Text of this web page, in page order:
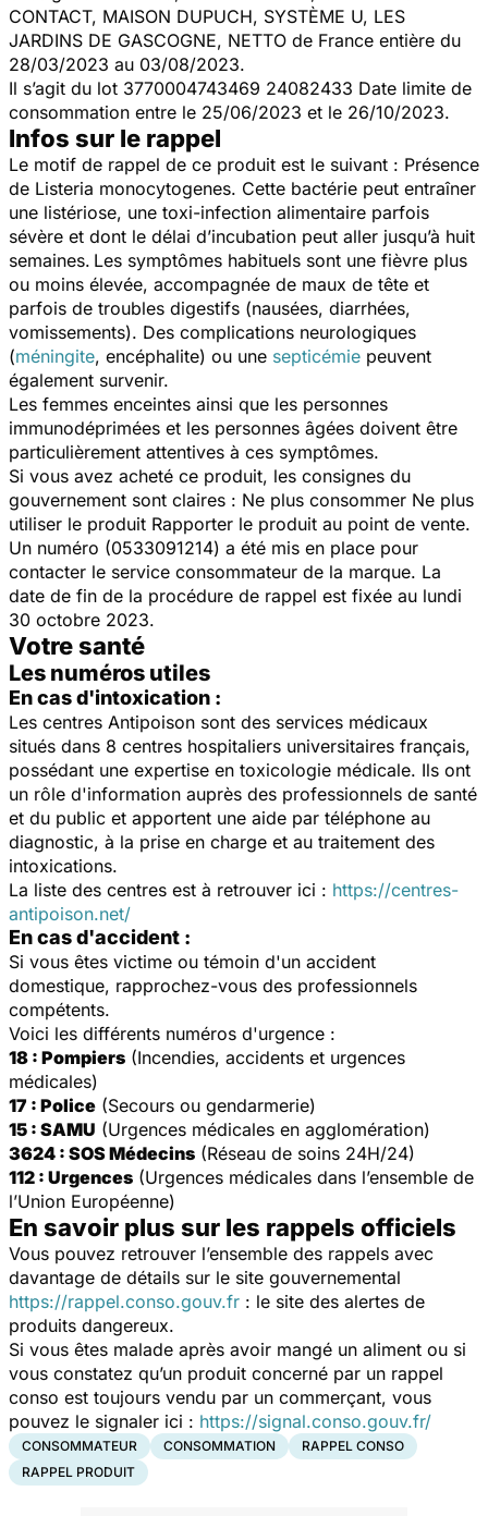
CONTACT, MAISON DUPUCH, SYSTÈME U, LES
JARDINS DE GASCOGNE, NETTO de France entière du
28/03/2023 au 03/08/2023.
Il s’agit du lot 3770004743469 24082433 Date limite de
consommation entre le 25/06/2023 et le 26/10/2023.
Infos sur le rappel
Le motif de rappel de ce produit est le suivant : Présence
de Listeria monocytogenes. Cette bactérie peut entraîner
une listériose, une toxi-infection alimentaire parfois
sévère et dont le délai d’incubation peut aller jusqu’à huit
semaines. Les symptômes habituels sont une fièvre plus
ou moins élevée, accompagnée de maux de tête et
parfois de troubles digestifs (nausées, diarrhées,
vomissements). Des complications neurologiques
(méningite, encéphalite) ou une septicémie peuvent
également survenir.
Les femmes enceintes ainsi que les personnes
immunodéprimées et les personnes âgées doivent être
particulièrement attentives à ces symptômes.
Si vous avez acheté ce produit, les consignes du
gouvernement sont claires : Ne plus consommer Ne plus
utiliser le produit Rapporter le produit au point de vente.
Un numéro (0533091214) a été mis en place pour
contacter le service consommateur de la marque. La
date de fin de la procédure de rappel est fixée au lundi
30 octobre 2023.
Votre santé
Les numéros utiles
En cas d'intoxication :
Les centres Antipoison sont des services médicaux
situés dans 8 centres hospitaliers universitaires français,
possédant une expertise en toxicologie médicale. Ils ont
un rôle d'information auprès des professionnels de santé
et du public et apportent une aide par téléphone au
diagnostic, à la prise en charge et au traitement des
intoxications.
La liste des centres est à retrouver ici : https://centres-
antipoison.net/
En cas d'accident :
Si vous êtes victime ou témoin d'un accident
domestique, rapprochez-vous des professionnels
compétents.
Voici les différents numéros d'urgence :
18 : Pompiers (Incendies, accidents et urgences
médicales)
17 : Police (Secours ou gendarmerie)
15 : SAMU (Urgences médicales en agglomération)
3624 : SOS Médecins (Réseau de soins 24H/24)
112 : Urgences (Urgences médicales dans l’ensemble de
l’Union Européenne)
En savoir plus sur les rappels officiels
Vous pouvez retrouver l’ensemble des rappels avec
davantage de détails sur le site gouvernemental
https://rappel.conso.gouv.fr : le site des alertes de
produits dangereux.
Si vous êtes malade après avoir mangé un aliment ou si
vous constatez qu’un produit concerné par un rappel
conso est toujours vendu par un commerçant, vous
pouvez le signaler ici : https://signal.conso.gouv.fr/
CONSOMMATEUR CONSOMMATION
RAPPEL CONSO
RAPPEL PRODUIT